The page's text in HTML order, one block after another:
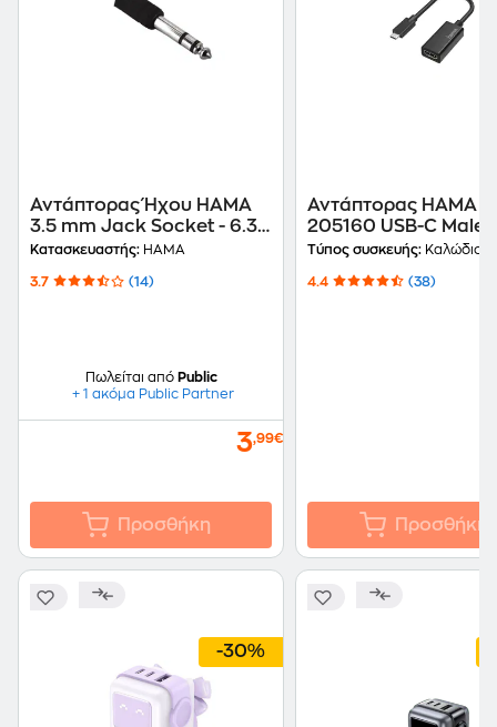
Αντάπτορας Ήχου ΗAMA
3.5 mm Jack Socket - 6.3
mm Jack Plug, Stereo
Κατασκευαστής: HAMA
3.7 (14)
Πωλείται από Public
+ 1 ακόμα Public Partner
3,99€
Προσθήκη
Αντάπτορας HAMA
205160 USB-C Male
HDMI Female
Τύπος συσκευής: Καλώδιο
4.4 (38)
Προσθήκη
-30%